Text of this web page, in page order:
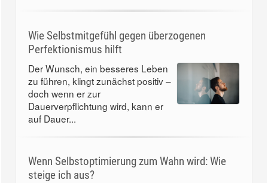
Wie Selbstmitgefühl gegen überzogenen
Perfektionismus hilft
Der Wunsch, ein besseres Leben
zu führen, klingt zunächst positiv –
doch wenn er zur
Dauerverpflichtung wird, kann er
auf Dauer...
Wenn Selbstoptimierung zum Wahn wird: Wie
steige ich aus?